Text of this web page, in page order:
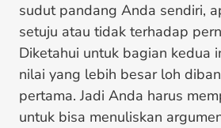
sudut pandang Anda sendiri,
setuju atau tidak terhadap
Diketahui untuk bagian kedua
nilai yang lebih besar loh
pertama. Jadi Anda harus
untuk bisa menuliskan